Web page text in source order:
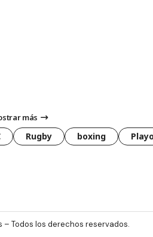
más
Rugby boxing
– Todos los derechos reservados.